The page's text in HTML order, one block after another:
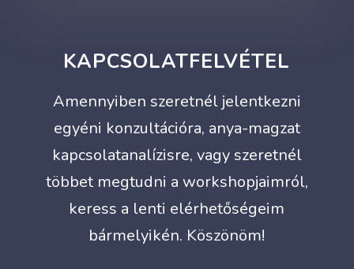
KAPCSOLATFELVÉTEL
Amennyiben szeretnél jelentkezni
egyéni konzultációra, anya-magzat
kapcsolatanalízisre, vagy szeretnél
többet megtudni a workshopjaimról,
keress a lenti elérhetőségeim
bármelyikén. Köszönöm!